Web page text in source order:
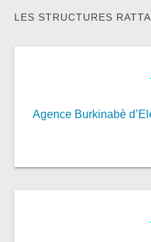
LES STRUCTURES
Agence Burkinabè